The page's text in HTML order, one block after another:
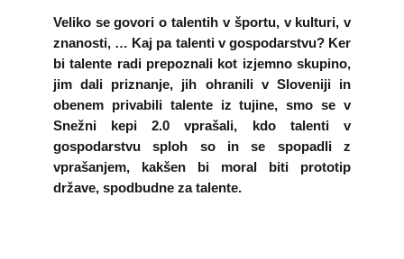
NOVICE
KONTAKT
GALERIJA
Veliko se govori o talentih v športu, v kulturi, v
znanosti, … Kaj pa talenti v gospodarstvu? Ker
bi talente radi prepoznali kot izjemno skupino,
jim dali priznanje, jih ohranili v Sloveniji in
obenem privabili talente iz tujine, smo se v
Snežni kepi 2.0 vprašali, kdo talenti v
gospodarstvu sploh so in se spopadli z
vprašanjem, kakšen bi moral biti prototip
države, spodbudne za talente.